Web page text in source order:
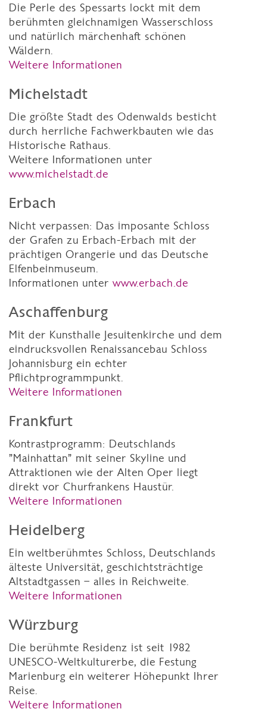
Die Perle des Spessarts lockt mit dem
berühmten gleichnamigen Wasserschloss
und natürlich märchenhaft schönen
Wäldern.
Weitere Informationen
Michelstadt
Die größte Stadt des Odenwalds besticht
durch herrliche Fachwerkbauten wie das
Historische Rathaus.
Weitere Informationen unter
www.michelstadt.de
Erbach
Nicht verpassen: Das imposante Schloss
der Grafen zu Erbach-Erbach mit der
prächtigen Orangerie und das Deutsche
Elfenbeinmuseum.
Informationen unter www.erbach.de
Aschaffenburg
Mit der Kunsthalle Jesuitenkirche und dem
eindrucksvollen Renaissancebau Schloss
Johannisburg ein echter
Pflichtprogrammpunkt.
Weitere Informationen
Frankfurt
Kontrastprogramm: Deutschlands
"Mainhattan" mit seiner Skyline und
Attraktionen wie der Alten Oper liegt
direkt vor Churfrankens Haustür.
Weitere Informationen
Heidelberg
Ein weltberühmtes Schloss, Deutschlands
älteste Universität, geschichtsträchtige
Altstadtgassen – alles in Reichweite.
Weitere Informationen
Würzburg
Die berühmte Residenz ist seit 1982
UNESCO-Weltkulturerbe, die Festung
Marienburg ein weiterer Höhepunkt Ihrer
Reise.
Weitere Informationen